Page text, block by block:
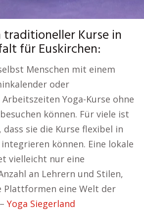
traditioneller Kurse in
für Euskirchen:
Menschen mit einem
oder
Yoga-Kurse ohne
können. Für viele ist
dass sie die Kurse flexibel in
können. Eine lokale
vielleicht nur eine
an Lehrern und Stilen,
Plattformen eine Welt der
Yoga Siegerland